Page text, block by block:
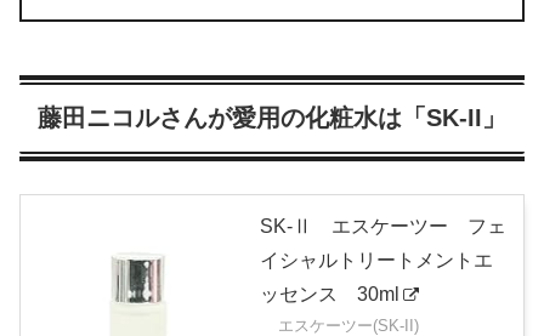
藤田ニコルさんが愛用の化粧水は「SK-II」
SK-Ⅱ エスケーツー フェ
イシャルトリートメントエ
ッセンス 30ml
エスケーツー(SK-II)